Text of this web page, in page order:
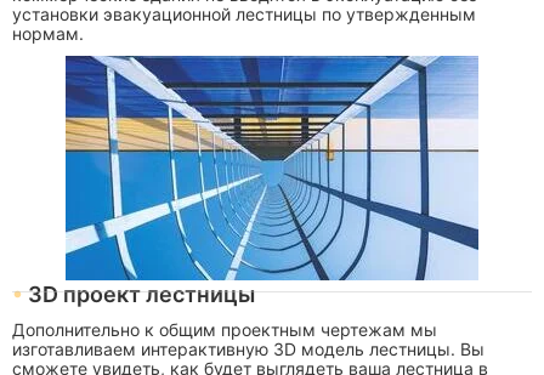
установки эвакуационной лестницы по утвержденным
нормам.
3D проект лестницы
Дополнительно к общим проектным чертежам мы
изготавливаем интерактивную 3D модель лестницы. Вы
сможете увидеть, как будет выглядеть ваша лестница в